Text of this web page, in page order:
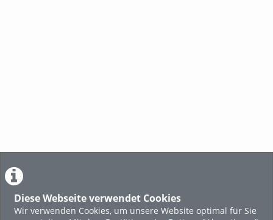
Diese Webseite verwendet Cookies
Wir verwenden Cookies, um unsere Website optimal für Sie